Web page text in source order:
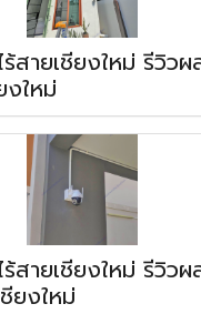
สายเชียงใหม่ รีวิว
งใหม่
สายเชียงใหม่ รีวิว
ยงใหม่